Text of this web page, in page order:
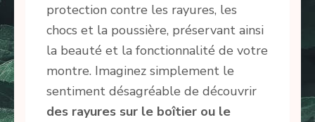
protection contre les rayures, les
chocs et la poussière, préservant ainsi
la beauté et la fonctionnalité de votre
montre. Imaginez simplement le
sentiment désagréable de découvrir
des rayures sur le boîtier ou le